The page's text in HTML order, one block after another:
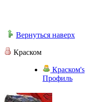
Вернуться наверх
Краском
Краском's
Профиль